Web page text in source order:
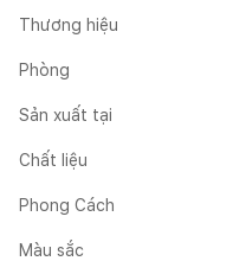
Thương hiệu
Phòng
Sản xuất tại
Chất liệu
Phong Cách
Màu sắc